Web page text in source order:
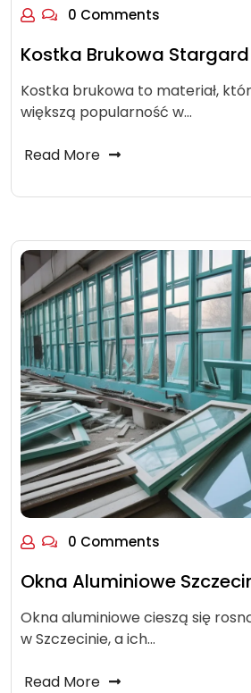
0 Comments
Kostka Brukowa Stargard
Kostka brukowa to materiał,
większą popularność w…
Read More
0 Comments
Okna Aluminiowe
Okna aluminiowe cieszą się
w Szczecinie, a ich…
Read More